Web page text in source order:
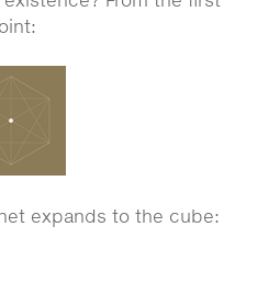
expands to the cube: